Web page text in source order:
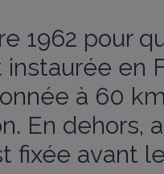
1962 pour
instaurée en
à 60
En dehors,
fixée avant